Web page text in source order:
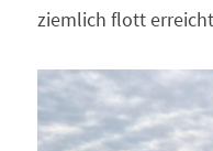
ziemlich flott